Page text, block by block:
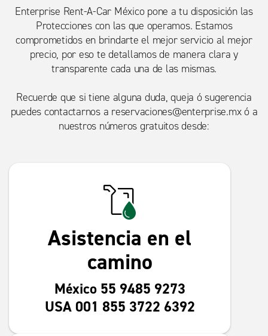
Enterprise Rent-A-Car México pone a tu disposición las
Protecciones con las que operamos. Estamos
comprometidos en brindarte el mejor servicio al mejor
precio, por eso te detallamos de manera clara y
transparente cada una de las mismas.
Recuerde que si tiene alguna duda, queja ó sugerencia
puedes contactarnos a reservaciones@enterprise.mxó a
nuestros números gratuitos desde:
Asistencia en el
camino
México 55 9485 9273
USA 001 855 3722 6392